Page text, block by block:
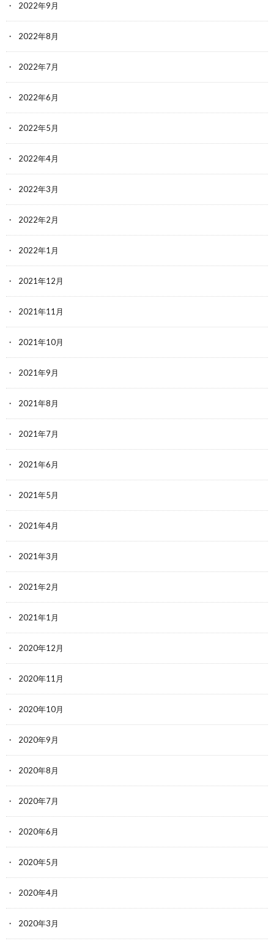
2022年9月
2022年8月
2022年7月
2022年6月
2022年5月
2022年4月
2022年3月
2022年2月
2022年1月
2021年12月
2021年11月
2021年10月
2021年9月
2021年8月
2021年7月
2021年6月
2021年5月
2021年4月
2021年3月
2021年2月
2021年1月
2020年12月
2020年11月
2020年10月
2020年9月
2020年8月
2020年7月
2020年6月
2020年5月
2020年4月
2020年3月